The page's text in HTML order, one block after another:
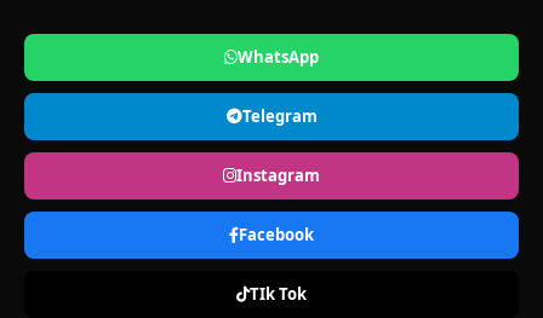
WhatsApp
Telegram
Instagram
Facebook
TIk Tok